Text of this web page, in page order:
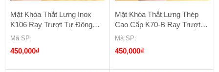
Mặt Khóa Thắt Lưng Inox
K106 Ray Trượt Tự Động
Cao Cấp
Mã SP:
450,000₫
Mặt Khóa Thắt Lưng Thép
Cao Cấp K70-B Ray Trượt
Tự Động
Mã SP:
450,000₫